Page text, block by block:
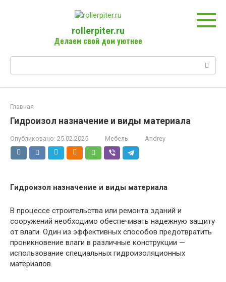
rollerpiter.ru
Делаем свой дом уютнее
Главная
Гидроизол назначение и виды материала
Опубликовано: 25.02.2025 Мебель Andrey
Гидроизол назначение и виды материала
В процессе строительства или ремонта зданий и
сооружений необходимо обеспечивать надежную защиту
от влаги. Один из эффективных способов предотвратить
проникновение влаги в различные конструкции —
использование специальных гидроизоляционных
материалов.